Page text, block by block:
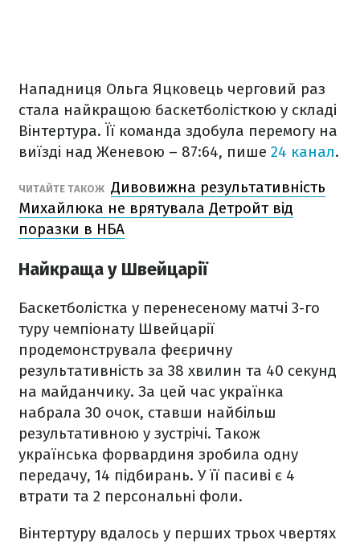
Нападниця Ольга Яцковець черговий раз
стала найкращою баскетболісткою у складі
Вінтертура. Її команда здобула перемогу на
виїзді над Женевою – 87:64, пише 24 канал.
ЧИТАЙТЕ ТАКОЖ Дивовижна результативність
Михайлюка не врятувала Детройт від
поразки в НБА
Найкраща у Швейцарії
Баскетболістка у перенесеному матчі 3-го
туру чемпіонату Швейцарії
продемонструвала феєричну
результативність за 38 хвилин та 40 секунд
на майданчику. За цей час українка
набрала 30 очок, ставши найбільш
результативною у зустрічі. Також
українська форвардиня зробила одну
передачу, 14 підбирань. У її пасиві є 4
втрати та 2 персональні фоли.
Вінтертуру вдалось у перших трьох чвертях